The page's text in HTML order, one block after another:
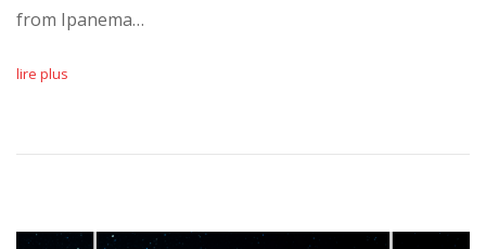
from Ipanema…
lire plus